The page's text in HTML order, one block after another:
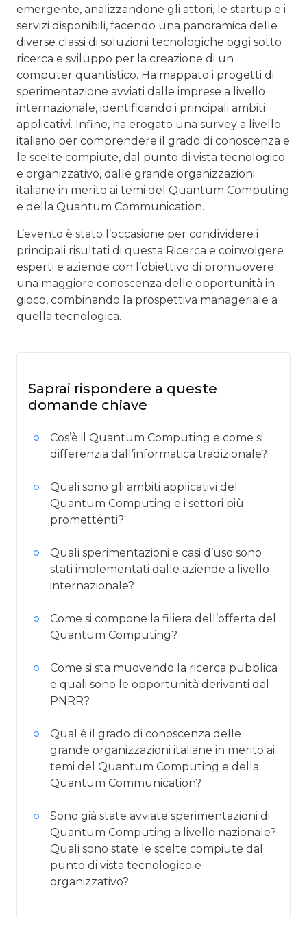
emergente, analizzandone gli attori, le startup e i
servizi disponibili, facendo una panoramica delle
diverse classi di soluzioni tecnologiche oggi sotto
ricerca e sviluppo per la creazione di un
computer quantistico. Ha mappato i progetti di
sperimentazione avviati dalle imprese a livello
internazionale, identificando i principali ambiti
applicativi. Infine, ha erogato una survey a livello
italiano per comprendere il grado di conoscenza e
le scelte compiute, dal punto di vista tecnologico
e organizzativo, dalle grande organizzazioni
italiane in merito ai temi del Quantum Computing
e della Quantum Communication.
L’evento è stato l’occasione per condividere i
principali risultati di questa Ricerca e coinvolgere
esperti e aziende con l’obiettivo di promuovere
una maggiore conoscenza delle opportunità in
gioco, combinando la prospettiva manageriale a
quella tecnologica.
Saprai rispondere a queste
domande chiave
Cos’è il Quantum Computing e come si
differenzia dall’informatica tradizionale?
Quali sono gli ambiti applicativi del
Quantum Computing e i settori più
promettenti?
Quali sperimentazioni e casi d’uso sono
stati implementati dalle aziende a livello
internazionale?
Come si compone la filiera dell’offerta del
Quantum Computing?
Come si sta muovendo la ricerca pubblica
e quali sono le opportunità derivanti dal
PNRR?
Qual è il grado di conoscenza delle
grande organizzazioni italiane in merito ai
temi del Quantum Computing e della
Quantum Communication?
Sono già state avviate sperimentazioni di
Quantum Computing a livello nazionale?
Quali sono state le scelte compiute dal
punto di vista tecnologico e
organizzativo?